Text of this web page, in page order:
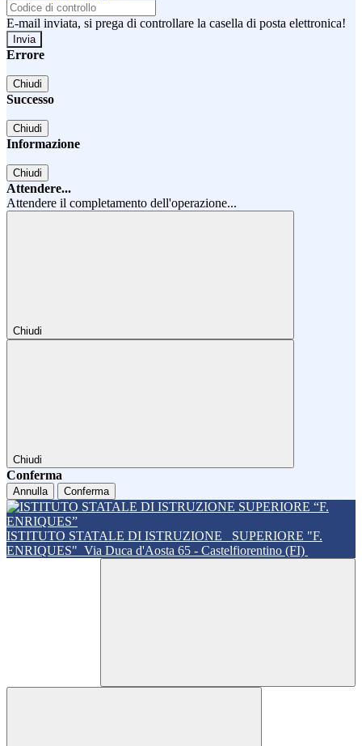
E-mail inviata, si prega di controllare la casella di posta elettronica!
Errore
Chiudi
Successo
Chiudi
Informazione
Chiudi
Attendere...
Attendere il completamento dell'operazione...
Chiudi
Chiudi
Conferma
Annulla Conferma
ISTITUTO STATALE DI ISTRUZIONE
SUPERIORE "F.
ENRIQUES" Via Duca d'Aosta 65 - Castelfiorentino (FI)